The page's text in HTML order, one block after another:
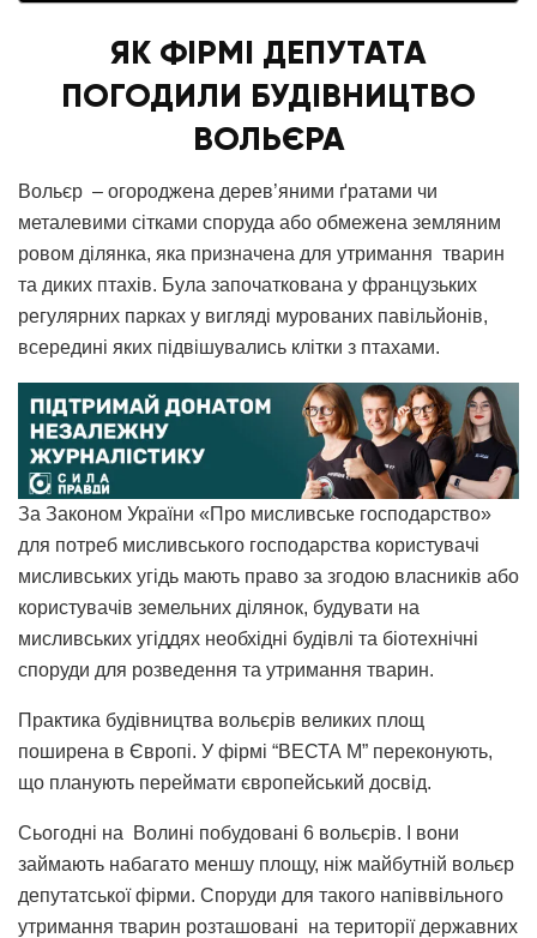
ЯК ФІРМІ ДЕПУТАТА
ПОГОДИЛИ БУДІВНИЦТВО
ВОЛЬЄРА
Вольєр – огороджена дерев’яними ґратами чи
металевими сітками споруда або обмежена земляним
ровом ділянка, яка призначена для утримання тварин
та диких птахів. Була започаткована у французьких
регулярних парках у вигляді мурованих павільйонів,
всередині яких підвішувались клітки з птахами.
За Законом України «Про мисливське господарство»
для потреб мисливського господарства користувачі
мисливських угідь мають право за згодою власників або
користувачів земельних ділянок, будувати на
мисливських угіддях необхідні будівлі та біотехнічні
споруди для розведення та утримання тварин.
Практика будівництва вольєрів великих площ
поширена в Європі. У фірмі “ВЕСТА М” переконують,
що планують переймати європейський досвід.
Сьогодні на Волині побудовані 6 вольєрів. І вони
займають набагато меншу площу, ніж майбутній вольєр
депутатської фірми. Споруди для такого напіввільного
утримання тварин розташовані на території державних